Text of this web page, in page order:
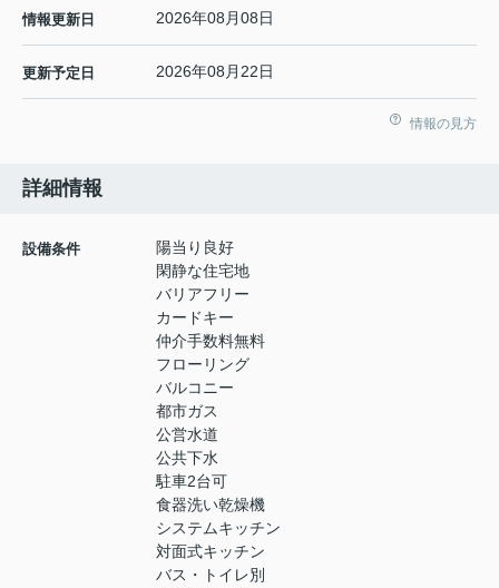
情報更新日 2026年08月08日
更新予定日 2026年08月22日
情報の見方
詳細情報
設備条件
陽当り良好
閑静な住宅地
バリアフリー
カードキー
仲介手数料無料
フローリング
バルコニー
都市ガス
公営水道
公共下水
駐車2台可
食器洗い乾燥機
システムキッチン
対面式キッチン
バス・トイレ別